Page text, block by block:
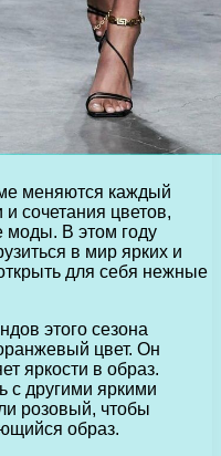
меняются каждый
сочетания цветов,
моды. В этом году
в мир ярких и
для себя нежные
этого сезона
цвет. Он
яркости в образ.
с другими яркими
розовый, чтобы
образ.